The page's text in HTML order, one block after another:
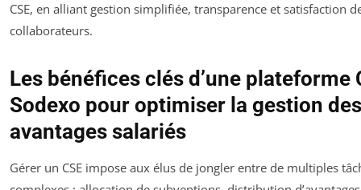
CSE, en alliant gestion simplifiée, transparence et satisfaction
collaborateurs.
Les bénéfices clés d’une plateforme
Sodexo pour optimiser la gestion des
avantages salariés
Gérer un CSE impose aux élus de jongler entre de multiples